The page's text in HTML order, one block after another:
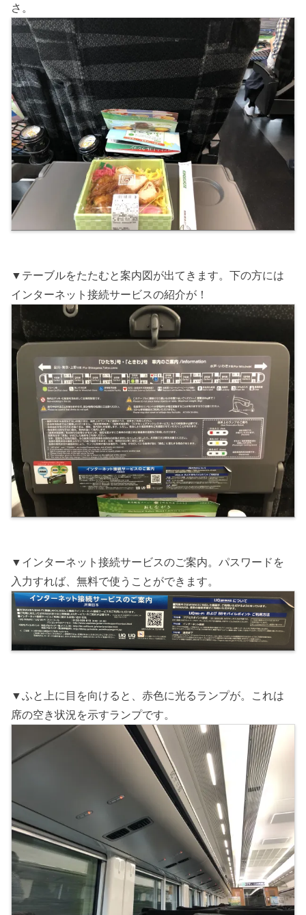
さ。
▼テーブルをたたむと案内図が出てきます。下の方には
インターネット接続サービスの紹介が！
▼インターネット接続サービスのご案内。パスワードを
入力すれば、無料で使うことができます。
▼ふと上に目を向けると、赤色に光るランプが。これは
席の空き状況を示すランプです。